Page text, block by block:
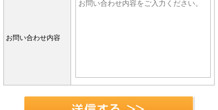
お問い合わせ内容